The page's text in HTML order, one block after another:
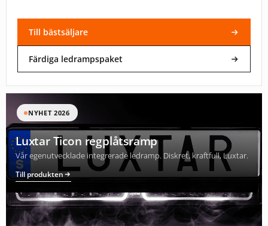
Till bästsäljare
Färdiga ledrampspaket
NYHET 2026
Luxtar Ticon regplåtsramp
Vår egenutvecklade integrerade ledramp. Diskret, kraftfull, Luxtar.
Till produkten